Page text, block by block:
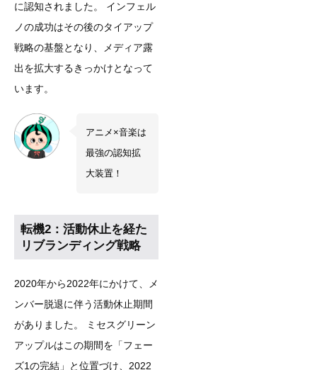
に認知されました。 インフェル
ノの成功はその後のタイアップ
戦略の基盤となり、メディア露
出を拡大するきっかけとなって
います。
アニメ×音楽は
最強の認知拡
大装置！
転機2：活動休止を経た
リブランディング戦略
2020年から2022年にかけて、メ
ンバー脱退に伴う活動休止期間
がありました。 ミセスグリーン
アップルはこの期間を「フェー
ズ1の完結」と位置づけ、2022